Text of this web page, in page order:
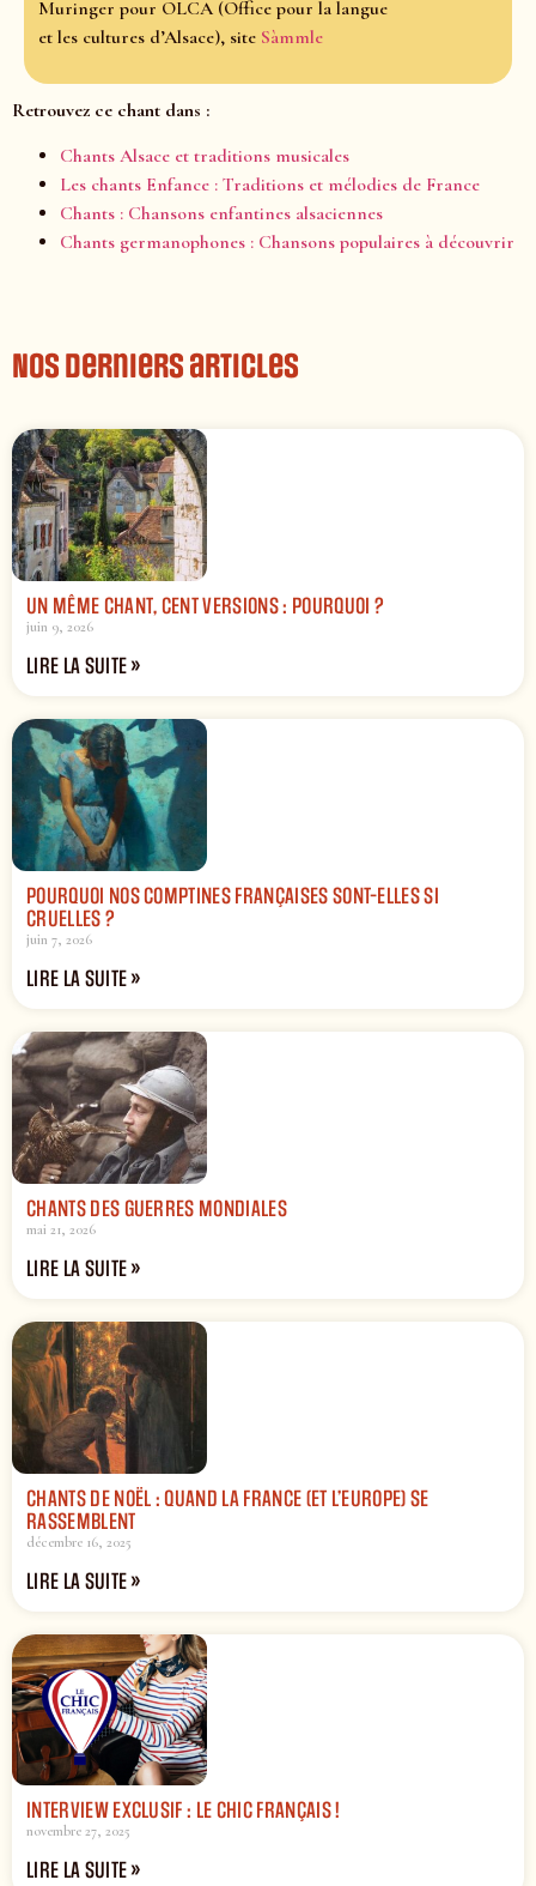
Muringer pour OLCA (Office pour la langue
et les cultures d’Alsace), site Sàmmle
Retrouvez ce chant dans :
Chants Alsace et traditions musicales
Les chants Enfance : Traditions et mélodies de France
Chants : Chansons enfantines alsaciennes
Chants germanophones : Chansons populaires à découvrir
Nos derniers articles
UN MÊME CHANT, CENT VERSIONS : POURQUOI ?
juin 9, 2026
LIRE LA SUITE »
POURQUOI NOS COMPTINES FRANÇAISES SONT-ELLES SI
CRUELLES ?
juin 7, 2026
LIRE LA SUITE »
CHANTS DES GUERRES MONDIALES
mai 21, 2026
LIRE LA SUITE »
CHANTS DE NOËL : QUAND LA FRANCE (ET L’EUROPE) SE
RASSEMBLENT
décembre 16, 2025
LIRE LA SUITE »
INTERVIEW EXCLUSIF : LE CHIC FRANÇAIS !
novembre 27, 2025
LIRE LA SUITE »